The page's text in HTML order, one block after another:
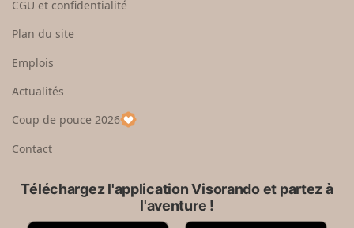
e
u
p
a
CGU et confidentialité
Plan du site
Emplois
Actualités
Coup de pouce 2026
Contact
Téléchargez l'application Visorando et partez à
l'aventure !